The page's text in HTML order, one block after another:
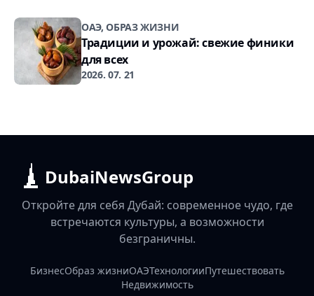
ОАЭ, ОБРАЗ ЖИЗНИ
Традиции и урожай: свежие финики
для всех
2026. 07. 21
DubaiNewsGroup
Откройте для себя Дубай: современное чудо, где
встречаются культуры, а возможности
безграничны.
БизнесОбраз жизниОАЭТехнологииПутешествовать
Недвижимость